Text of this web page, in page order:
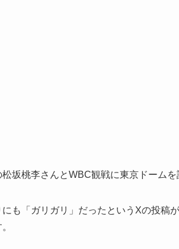
坂桃李さんとWBC観戦に東京ドームを
も「ガリガリ」だったというXの投稿